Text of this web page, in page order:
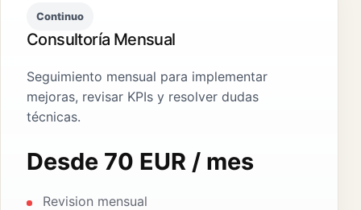
Continuo
Consultoría Mensual
Seguimiento mensual para implementar
mejoras, revisar KPIs y resolver dudas
técnicas.
Desde 70 EUR / mes
Revision mensual